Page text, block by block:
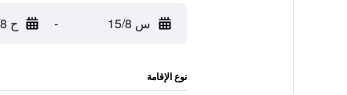
س 15/8 - ح 16/8
نوع الإقامة